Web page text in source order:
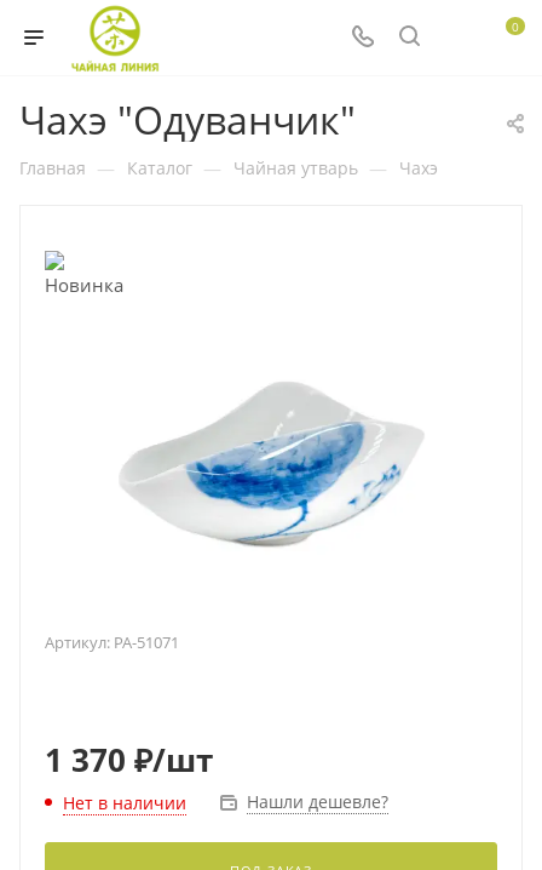
0
Чахэ "Одуванчик"
Главная — Каталог — Чайная утварь — Чахэ
Артикул: PA-51071
1 370 ₽/шт
Нет в наличии Нашли дешевле?